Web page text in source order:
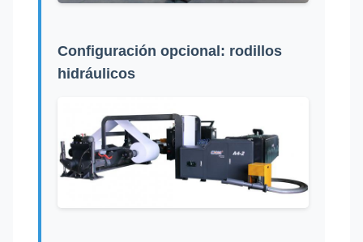
Configuración opcional: rodillos
hidráulicos